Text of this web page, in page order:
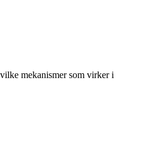
mekanismer som virker i